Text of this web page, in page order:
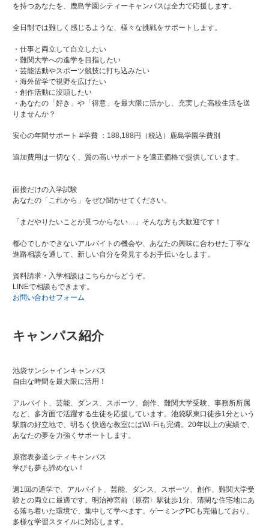
を持つあなたを、鹿島学園シティーキャンパスは全力で応援します。
全日制では難しく感じるような、様々な挑戦をサポートします。
・仕事と両立して自立したい
・難関大学への進学を目指したい
・芸能活動やスポーツ競技に打ち込みたい
・海外留学で視野を広げたい
・創作活動に没頭したい
・あなたの「好き」や「得意」を最大限に活かし、充実した高校生活を送
りませんか？
安心の年間サポート #学費 ：188,188円（税込）鹿島学園学費別
追加費用は一切なく、質の高いサポートを適正価格で提供しています。
面接だけの入学試験
あなたの「これから」をぜひ聞かせてください。
「まだやりたいことが見つからない…」そんな方も大歓迎です！
都心でしかできないアルバイトの機会や、あなたの興味に合わせた丁寧な
進路相談を通して、新しい自分を発見するお手伝いをします。
資料請求・入学相談はこちらからどうぞ。
LINEで相談もできます。
お問い合わせフォーム
キャンパス紹介
池袋サンシャインキャンパス
自由な時間を最大限に活用！
アルバイト、芸能、ダンス、スポーツ、創作、難関大学受験、事務所所属
など、多方面で活躍する生徒を応援しています。池袋駅東口徒歩1分という
駅前の好立地で、明るく快適な教室にはWi-Fiも完備。20年以上の実績で、
あなたの夢を力強くサポートします。
原宿表参道シティキャンパス
学びも夢も諦めない！
週1回の通学で、アルバイト、芸能、ダンス、スポーツ、創作、難関大学受
験との両立に最適です。明治神宮前〈原宿〉駅徒歩1分、清閑な住宅地にあ
る落ち着いた環境で、集中して学べます。ゲーミングPCも完備しており、
多様な学習スタイルに対応します。